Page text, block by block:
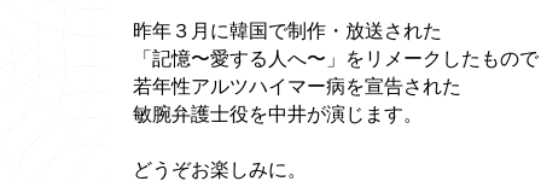
昨年３月に韓国で制作・放送された
「記憶〜愛する人へ〜」をリメークしたもので
若年性アルツハイマー病を宣告された
敏腕弁護士役を中井が演じます。
どうぞお楽しみに。